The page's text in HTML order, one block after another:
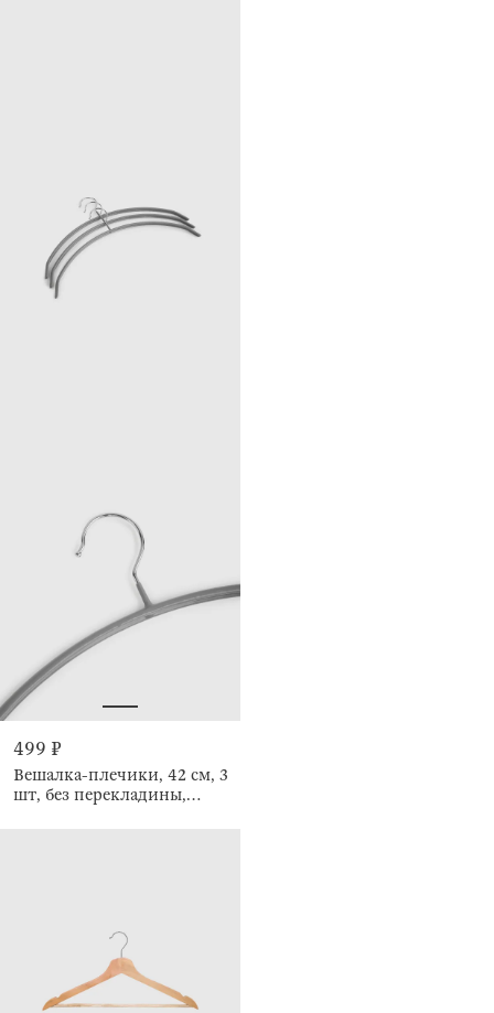
499 ₽
Вешалка-плечики, 42 см, 3
шт, без перекладины,